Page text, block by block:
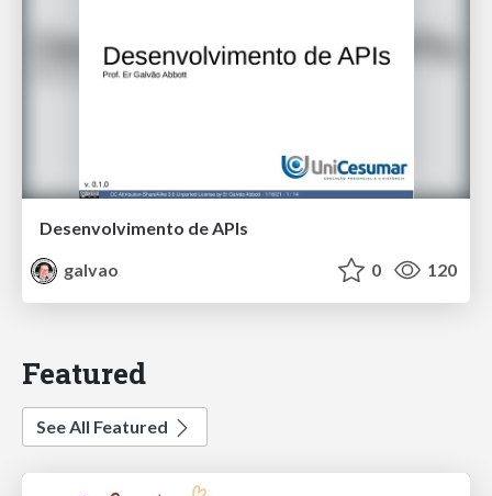
Desenvolvimento de APIs
galvao
0 120
Featured
See All Featured